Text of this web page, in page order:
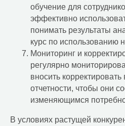
обучение для
эффективно
понимать результаты
курс по использованию
Мониторинг и
регулярно
вносить
отчетности, чтобы они
изменяющимся
В условиях растущей
Compass корпоративный
мессенджер
Корпоративная почта
на вашем домене
Российский офисный
RuPost
Р7-Офис
Яндекс 360